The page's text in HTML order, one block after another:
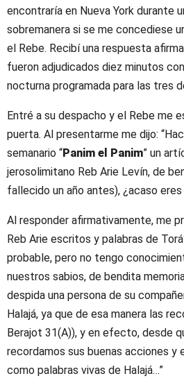
encontraría en Nueva York durante
sobremanera si se me concediese
el Rebe. Recibí una respuesta
fueron adjudicados diez minutos
nocturna programada para las tres
Entré a su despacho y el Rebe me
puerta. Al presentarme me dijo:
semanario “Panim el Panim” un
jerosolimitano Reb Arie Levín, de
fallecido un año antes), ¿acaso
Al responder afirmativamente, me
Reb Arie escritos y palabras de
probable, pero no tengo
nuestros sabios, de bendita
despida una persona de su
Halajá, ya que de esa manera las
Berajot 31(A)), y en efecto, desde
recordamos sus buenas acciones y
como palabras vivas de Halajá…”